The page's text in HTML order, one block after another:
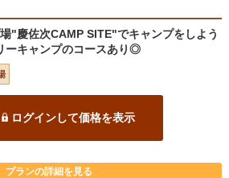
"慶佐次CAMP SITE"でキャンプをしよう
ーキャンプのコースあり◎
ログインして価格を表示
プランの詳細を見る